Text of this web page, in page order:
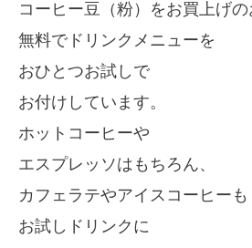
コーヒー豆（粉）をお買上げ
無料でドリンクメニューを
おひとつお試しで
お付けしています。
ホットコーヒーや
エスプレッソはもちろん、
カフェラテやアイスコーヒーも
お試しドリンクに